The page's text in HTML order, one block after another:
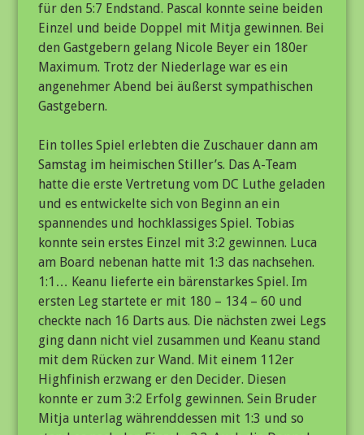
für den 5:7 Endstand. Pascal konnte seine beiden
Einzel und beide Doppel mit Mitja gewinnen. Bei
den Gastgebern gelang Nicole Beyer ein 180er
Maximum. Trotz der Niederlage war es ein
angenehmer Abend bei äußerst sympathischen
Gastgebern.
Ein tolles Spiel erlebten die Zuschauer dann am
Samstag im heimischen Stiller’s. Das A-Team
hatte die erste Vertretung vom DC Luthe geladen
und es entwickelte sich von Beginn an ein
spannendes und hochklassiges Spiel. Tobias
konnte sein erstes Einzel mit 3:2 gewinnen. Luca
am Board nebenan hatte mit 1:3 das nachsehen.
1:1… Keanu lieferte ein bärenstarkes Spiel. Im
ersten Leg startete er mit 180 – 134 – 60 und
checkte nach 16 Darts aus. Die nächsten zwei Legs
ging dann nicht viel zusammen und Keanu stand
mit dem Rücken zur Wand. Mit einem 112er
Highfinish erzwang er den Decider. Diesen
konnte er zum 3:2 Erfolg gewinnen. Sein Bruder
Mitja unterlag währenddessen mit 1:3 und so